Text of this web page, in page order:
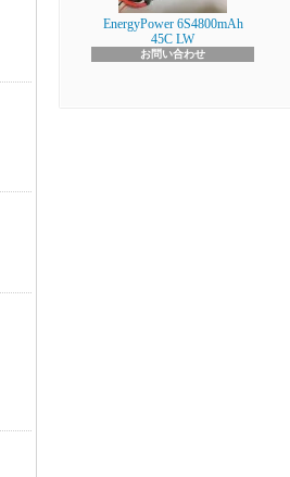
EnergyPower 6S4800mAh
45C LW
お問い合わせ